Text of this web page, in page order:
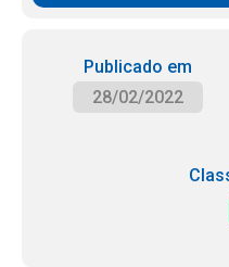
Publicado em
28/02/2022